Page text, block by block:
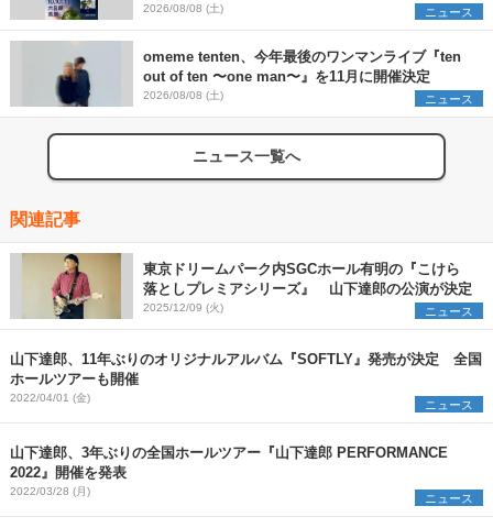
SCOOBIE DO、かりゆし58、Reiを発表
2026/08/08 (土) ニュース
omeme tenten、今年最後のワンマンライブ『ten
out of ten 〜one man〜』を11月に開催決定
2026/08/08 (土) ニュース
ニュース一覧へ
関連記事
東京ドリームパーク内SGCホール有明の『こけら
落としプレミアシリーズ』 山下達郎の公演が決定
2025/12/09 (火) ニュース
山下達郎、11年ぶりのオリジナルアルバム『SOFTLY』発売が決定 全国
ホールツアーも開催
2022/04/01 (金) ニュース
山下達郎、3年ぶりの全国ホールツアー『山下達郎 PERFORMANCE
2022』開催を発表
2022/03/28 (月) ニュース